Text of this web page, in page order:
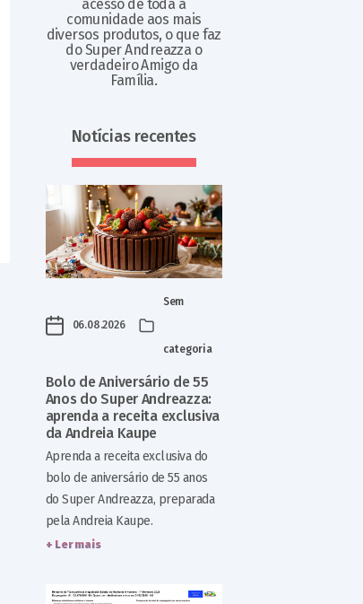
acesso de toda a
comunidade aos mais
diversos produtos, o que faz
do Super Andreazza o
verdadeiro Amigo da
Família.
Notícias recentes
06.08.2026
Sem
categoria
Bolo de Aniversário de 55
Anos do Super Andreazza:
aprenda a receita exclusiva
da Andreia Kaupe
Aprenda a receita exclusiva do
bolo de aniversário de 55 anos
do Super Andreazza, preparada
pela Andreia Kaupe.
+ Ler mais